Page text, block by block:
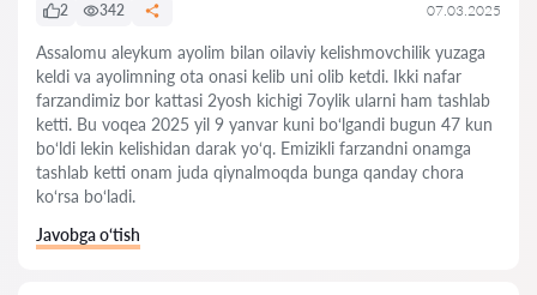
2 342 07.03.2025
Assalomu aleykum ayolim bilan oilaviy kelishmovchilik yuzaga
keldi va ayolimning ota onasi kelib uni olib ketdi. Ikki nafar
farzandimiz bor kattasi 2yosh kichigi 7oylik ularni ham tashlab
ketti. Bu voqea 2025 yil 9 yanvar kuni bo‘lgandi bugun 47 kun
bo‘ldi lekin kelishidan darak yo‘q. Emizikli farzandni onamga
tashlab ketti onam juda qiynalmoqda bunga qanday chora
ko‘rsa bo‘ladi.
Javobga o‘tish